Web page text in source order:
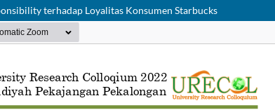
terhadap Loyalitas Konsumen Starbucks